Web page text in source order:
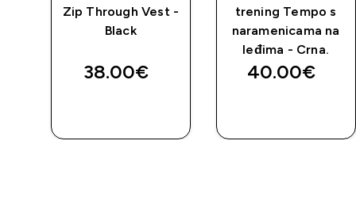
Zip Through Vest -
Black
38.00€‎
trening Tempo s
naramenicama na
leđima - Crna.
40.00€‎